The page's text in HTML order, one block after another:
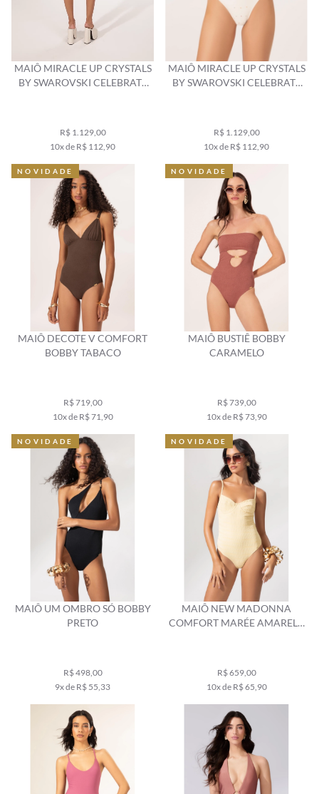
MAIÔ MIRACLE UP CRYSTALS
BY SWAROVSKI CELEBRATE
R$ 1.129,00
10x de R$ 112,90
MAIÔ MIRACLE UP CRYSTALS
BY SWAROVSKI CELEBRATE
R$ 1.129,00
10x de R$ 112,90
MAIÔ DECOTE V COMFORT
BOBBY TABACO
R$ 719,00
10x de R$ 71,90
NOVIDADE
MAIÔ BUSTIÊ BOBBY
CARAMELO
R$ 739,00
10x de R$ 73,90
NOVIDADE
MAIÔ UM OMBRO SÓ BOBBY
PRETO
R$ 498,00
9x de R$ 55,33
NOVIDADE
MAIÔ NEW MADONNA
COMFORT MARÉE AMARELO
R$ 659,00
10x de R$ 65,90
NOVIDADE